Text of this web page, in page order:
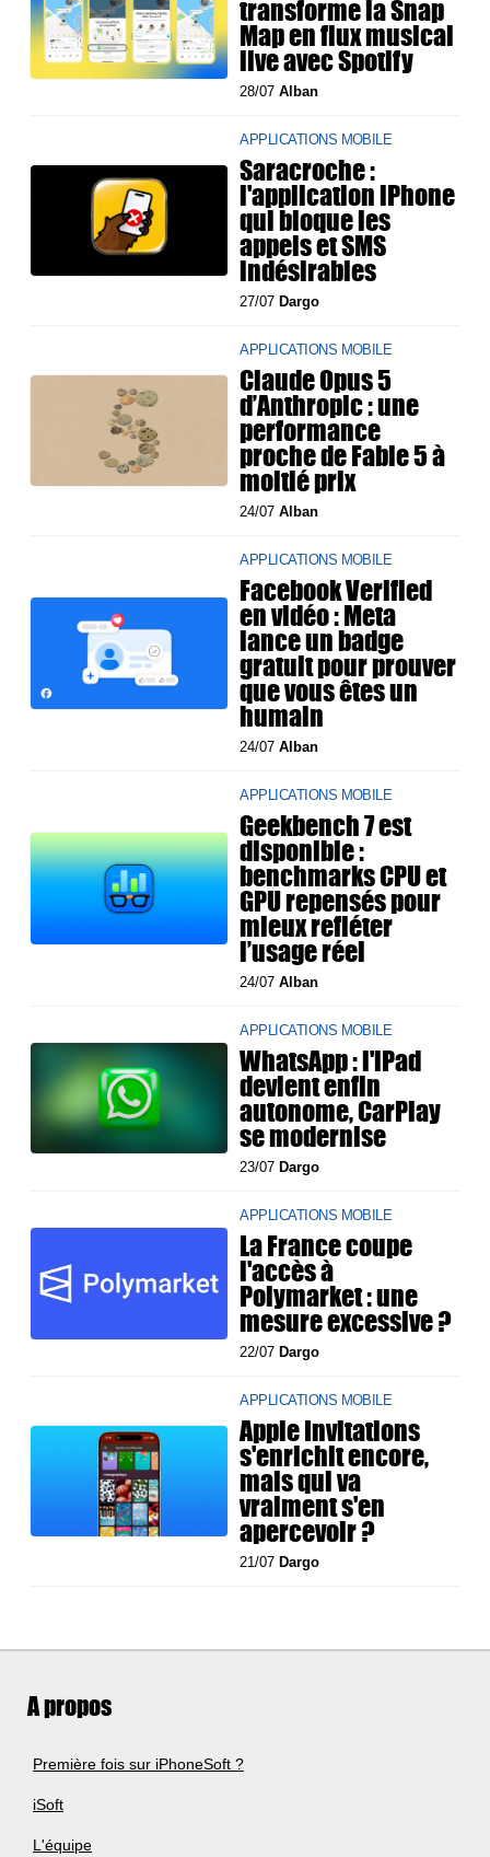
transforme la Snap
Map en flux musical
live avec Spotify
28/07Alban
APPLICATIONS MOBILE
Saracroche :
l'application iPhone
qui bloque les
appels et SMS
indésirables
27/07 Dargo
APPLICATIONS MOBILE
Claude Opus 5
d’Anthropic : une
performance
proche de Fable 5 à
moitié prix
24/07Alban
APPLICATIONS MOBILE
Facebook Verified
en vidéo : Meta
lance un badge
gratuit pour prouver
que vous êtes un
humain
24/07Alban
APPLICATIONS MOBILE
Geekbench 7 est
disponible :
benchmarks CPU et
GPU repensés pour
mieux refléter
l’usage réel
24/07Alban
APPLICATIONS MOBILE
WhatsApp : l'iPad
devient enfin
autonome, CarPlay
se modernise
23/07 Dargo
APPLICATIONS MOBILE
La France coupe
l'accès à
Polymarket : une
mesure excessive ?
22/07 Dargo
APPLICATIONS MOBILE
Apple Invitations
s'enrichit encore,
mais qui va
vraiment s'en
apercevoir ?
21/07 Dargo
A propos
Première fois sur iPhoneSoft ?
iSoft
L'équipe